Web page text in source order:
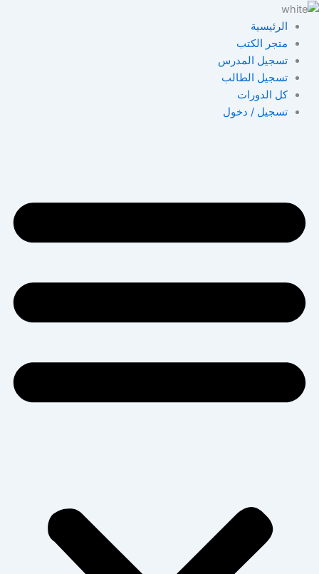
تخطي
المحتوى
الرئيسية
متجر الكتب
تسجيل المدرس
تسجيل الطالب
كل الدورات
تسجيل / دخول